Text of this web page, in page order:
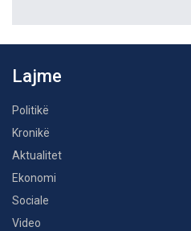
Lajme
Politikë
Kronikë
Aktualitet
Ekonomi
Sociale
Video